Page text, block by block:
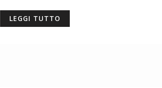
LEGGI TUTTO